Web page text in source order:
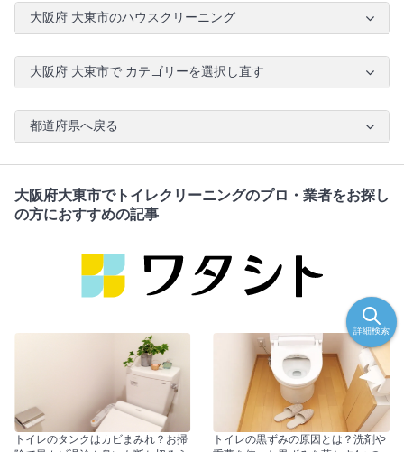
大阪府 大東市のハウスクリーニング
大阪府 大東市で カテゴリーを選択し直す
都道府県へ戻る
大阪府大東市でトイレクリーニングのプロ・業者をお探し
の方におすすめの記事
トイレのタンクはカビまみれ？お掃
トイレの黒ずみの原因とは？洗剤や
詳細検索